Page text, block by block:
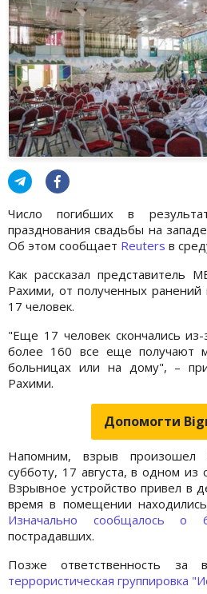
Число погибших в
празднования свадьбы на
Об этом сообщает Reuters в
Как рассказал представитель
Рахими, от полученных ранений
17 человек.
"Еще 17 человек скончались
более 160 все еще получают
больницах или на дому", –
Рахими.
Допомогти
Напомним, взрыв
субботу, 17 августа, в одном из
Взрывное устройство привел в
время в помещении
Изначально сообщалось о
пострадавших.
Позже ответственность
террористическая группировка